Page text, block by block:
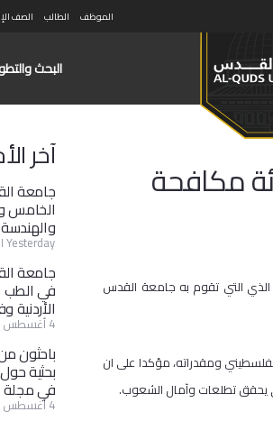
الموظف الطالب الصف
البحث
مكافحة
الذي التي تقوم به جامعة القدس
ومقدراته، مؤكدا على ان
يحقق تطلعات وآمال الشعوب.
آخر
جامعة
الخامس
والهندسة
Yesterday الساعة 9:08 pm
جامعة
في الطب
الأردنية
4 أغسطس الساعة 2:58 pm
باحثون
بحثية
في مجلة Frontiers in Pediatrics
4 أغسطس الساعة 2:49 pm